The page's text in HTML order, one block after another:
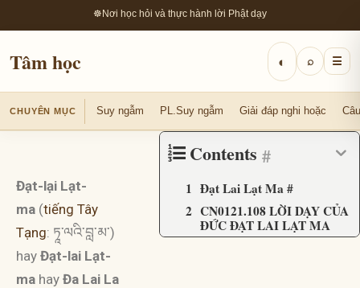
☸ Nơi học hỏi và thực hành lời Phật dạy
Tâm học ◐ ⌕ ☰
CHUYÊN MỤC Suy ngẫm PL.Suy ngẫm Giải đáp nghi hoặc
Contents #
Đạt Lai Lạt Ma #
CN0121.108 LỜI DẠY CỦA
ĐỨC ĐẠT LAI LẠT MA
Đạt-lại Lạt-
ma (tiếng Tây
Tạng: ཏཱ་ལའི་བླ་མ་)
hay Đạt-lai Lạt-
ma hay Đa Lai La